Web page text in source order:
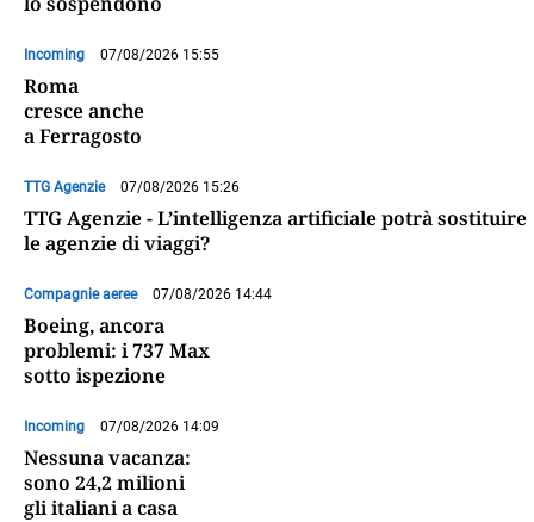
Incoming 07/08/2026 15:55
Roma
cresce anche
a Ferragosto
TTG Agenzie 07/08/2026 15:26
TTG Agenzie - L’intelligenza artificiale potrà sostituire
le agenzie di viaggi?
Compagnie aeree 07/08/2026 14:44
Boeing, ancora
problemi: i 737 Max
sotto ispezione
Incoming 07/08/2026 14:09
Nessuna vacanza:
sono 24,2 milioni
gli italiani a casa